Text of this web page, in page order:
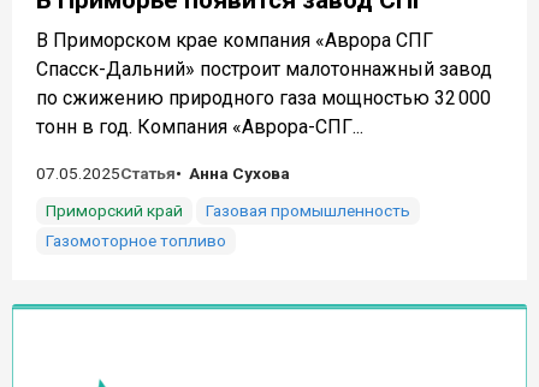
В Приморском крае компания «Аврора СПГ
Спасск-Дальний» построит малотоннажный завод
по сжижению природного газа мощностью 32 000
тонн в год. Компания «Аврора-СПГ...
07.05.2025Статья
Анна Сухова
Приморский край
Газовая промышленность
Газомоторное топливо